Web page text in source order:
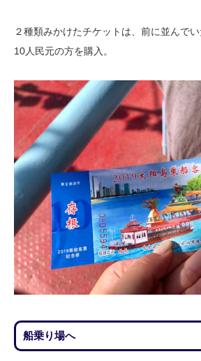
２種類みかけたチケットは、前に並んで
10人民元の方を購入。
船乗り場へ